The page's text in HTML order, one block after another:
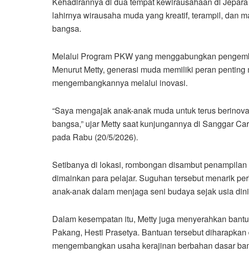
lahirnya wirausaha muda yang kreatif, terampil, dan
bangsa.
Melalui Program PKW yang menggabungkan
Menurut Metty, generasi muda memiliki peran
mengembangkannya melalui inovasi.
“Saya mengajak anak-anak muda untuk terus
bangsa,” ujar Metty saat kunjungannya di Sanggar
pada Rabu (20/5/2026).
Setibanya di lokasi, rombongan disambut
dimainkan para pelajar. Suguhan tersebut menarik
anak-anak dalam menjaga seni budaya sejak usia
Dalam kesempatan itu, Metty juga menyerahkan
Pakang, Hesti Prasetya. Bantuan tersebut
mengembangkan usaha kerajinan berbahan dasar